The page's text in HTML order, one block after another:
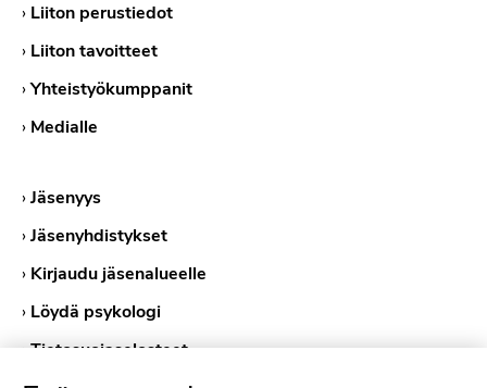
› Liiton perustiedot
› Liiton tavoitteet
›Yhteistyökumppanit
› Medialle
›Jäsenyys
›Jäsenyhdistykset
› Kirjaudu jäsenalueelle
› Löydä psykologi
›Tietosuojaselosteet